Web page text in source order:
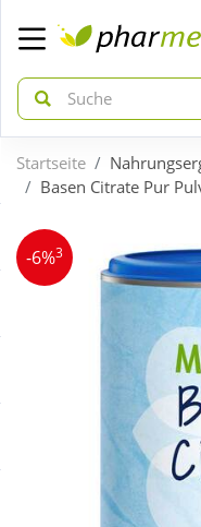
zurück
ÜBERSICHT AKTIONEN
Aktuelle Coupons
zurück
ÜBERSICHT KATEGORIEN
Arzneimittel
Körperpflege &
Startseite
Basen Citrate Pur
-6%3